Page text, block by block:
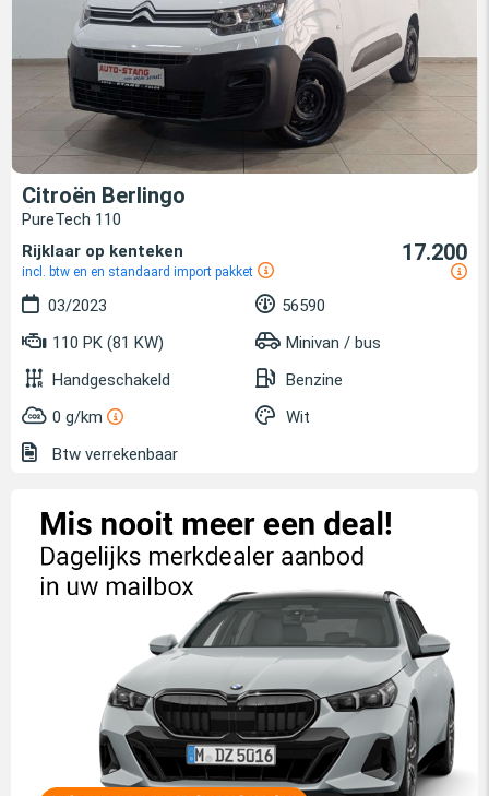
Citroën Berlingo
PureTech 110
Rijklaar op kenteken
incl. btw en en standaard import pakket
17.200
03/2023
56590
110 PK (81 KW)
Minivan / bus
Handgeschakeld
Benzine
0 g/km
Wit
Btw verrekenbaar